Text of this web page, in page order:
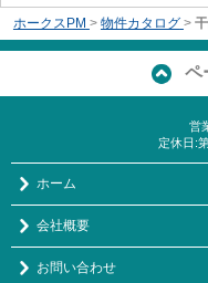
ホークスPM > 物件カタログ >
ペ
営
定休日:
ホーム
会社概要
お問い合わせ